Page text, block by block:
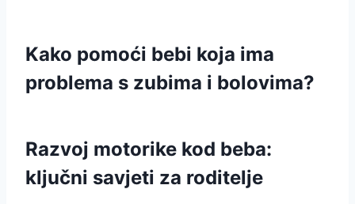
Kako pomoći bebi koja ima
problema s zubima i bolovima?
Razvoj motorike kod beba:
ključni savjeti za roditelje